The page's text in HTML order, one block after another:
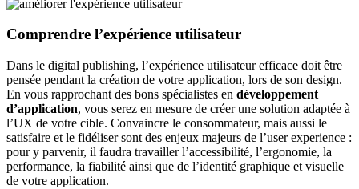
Comprendre l’expérience utilisateur
Dans le digital publishing, l’expérience utilisateur efficace doit être
pensée pendant la création de votre application, lors de son design.
En vous rapprochant des bons spécialistes en développement
d’application, vous serez en mesure de créer une solution adaptée à
l’UX de votre cible. Convaincre le consommateur, mais aussi le
satisfaire et le fidéliser sont des enjeux majeurs de l’user experience :
pour y parvenir, il faudra travailler l’accessibilité, l’ergonomie, la
performance, la fiabilité ainsi que de l’identité graphique et visuelle
de votre application.